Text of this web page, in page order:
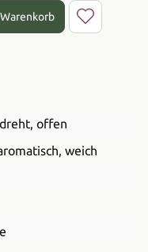
ein oder benutze die
, offen
, weich